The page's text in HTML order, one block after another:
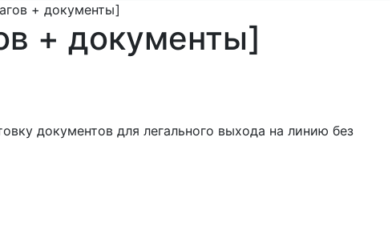
+ документы]
+ документы]
документов для легального выхода на линию без